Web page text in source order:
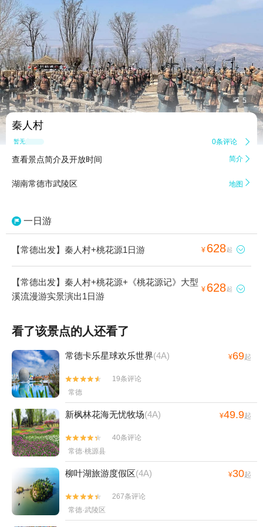
 5
秦人村
暂无点评 0条评论 
查看景点简介及开放时间 简介 
湖南常德市武陵区 地图 
一日游
【常德出发】秦人村+桃花源1日游 ¥ 628起 
【常德出发】秦人村+桃花源+《桃花源记》大型
溪流漫游实景演出1日游
¥ 628起 
看了该景点的人还看了
常德卡乐星球欢乐世界(4A) ¥69起


19条评论
常德
新枫林花海无忧牧场(4A) ¥49.9起


40条评论
常德·桃源县
柳叶湖旅游度假区(4A) ¥30起


267条评论
常德·武陵区
